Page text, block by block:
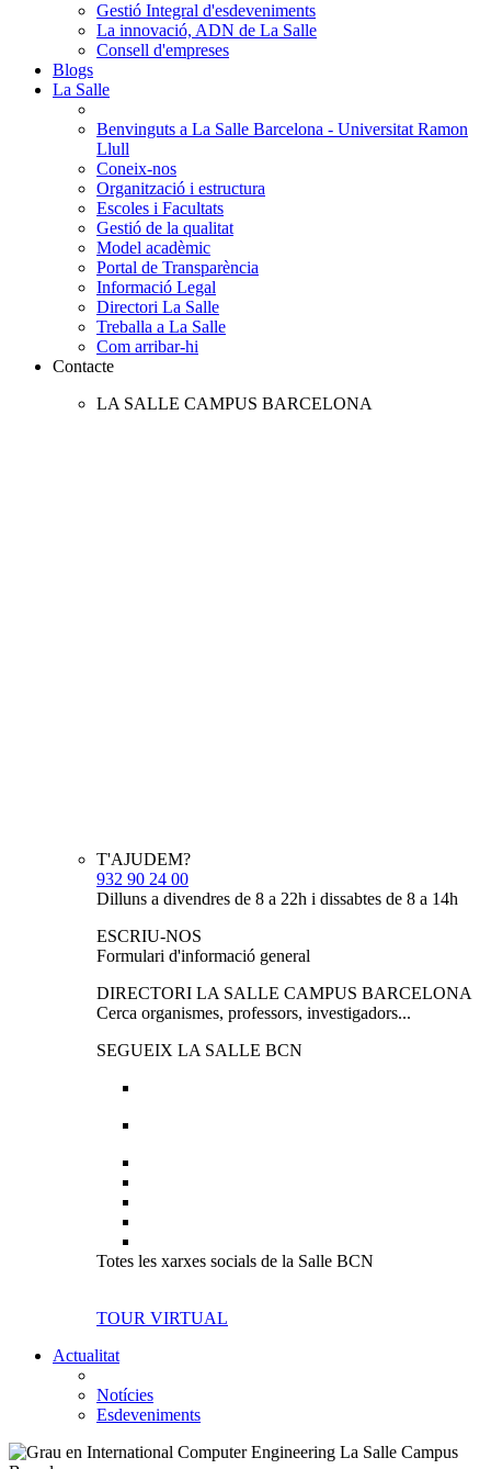
Gestió Integral d'esdeveniments
La innovació, ADN de La Salle
Consell d'empreses
Blogs
La Salle
Benvinguts a La Salle Barcelona - Universitat Ramon
Llull
Coneix-nos
Organització i estructura
Escoles i Facultats
Gestió de la qualitat
Model acadèmic
Portal de Transparència
Informació Legal
Directori La Salle
Treballa a La Salle
Com arribar-hi
Contacte
LA SALLE CAMPUS BARCELONA
T'AJUDEM?
932 90 24 00
Dilluns a divendres de 8 a 22h i dissabtes de 8 a 14h
ESCRIU-NOS
Formulari d'informació general
DIRECTORI LA SALLE CAMPUS BARCELONA
Cerca organismes, professors, investigadors...
SEGUEIX LA SALLE BCN
Totes les xarxes socials de la Salle BCN
TOUR VIRTUAL
Actualitat
Notícies
Esdeveniments